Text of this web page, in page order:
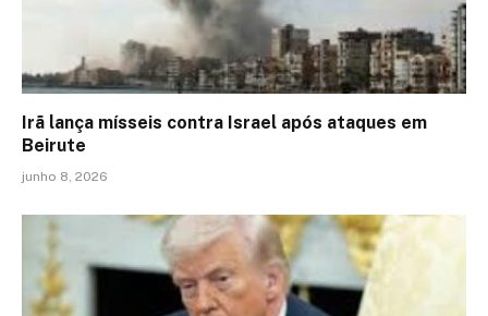
Irã lança mísseis contra Israel após ataques em
Beirute
junho 8, 2026